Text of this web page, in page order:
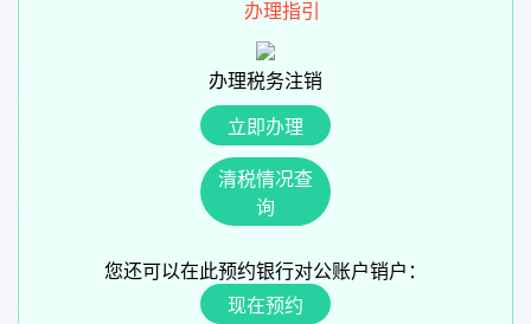
办理指引
办理税务注销
立即办理
清税情况查
询
您还可以在此预约银行对公账户销户：
现在预约